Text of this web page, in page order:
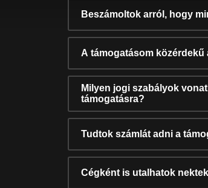
Beszámoltok arról, hogy
A támogatásom közérdekű
Milyen jogi szabályok
támogatásra?
Tudtok számlát adni a
Cégként is utalhatok